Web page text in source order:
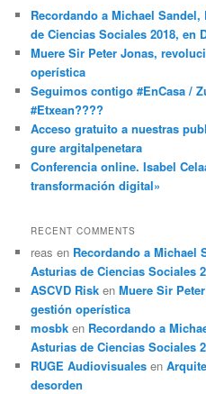
Recordando a Michael
de Ciencias Sociales 2018, en
Muere Sir Peter Jonas,
operística
Seguimos contigo #EnCasa /
#Etxean????
Acceso gratuito a nuestras
gure argitalpenetara
Conferencia online. Isabel
transformación digital»
RECENT COMMENTS
reas en Recordando a Michael
Asturias de Ciencias Sociales
ASCVD Risk enMuere Sir
gestión operística
mosbk en Recordando a
Asturias de Ciencias Sociales
RUGE Audiovisuales en
desorden